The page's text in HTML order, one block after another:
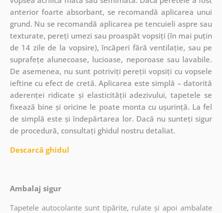
anterior foarte absorbant, se recomandă aplicarea unui
grund. Nu se recomandă aplicarea pe tencuieli aspre sau
texturate, pereți umezi sau proaspăt vopsiți (în mai puțin
de 14 zile de la vopsire), încăperi fără ventilație, sau pe
suprafețe alunecoase, lucioase, neporoase sau lavabile.
De asemenea, nu sunt potriviți pereții vopsiți cu vopsele
ieftine cu efect de cretă. Aplicarea este simplă – datorită
aderenței ridicate și elasticității adezivului, tapetele se
fixează bine și oricine le poate monta cu ușurință. La fel
de simplă este și îndepărtarea lor. Dacă nu sunteți sigur
de procedură, consultați ghidul nostru detaliat.
Descarcă ghidul
Ambalaj sigur
Tapetele autocolante sunt tipărite, rulate și apoi ambalate